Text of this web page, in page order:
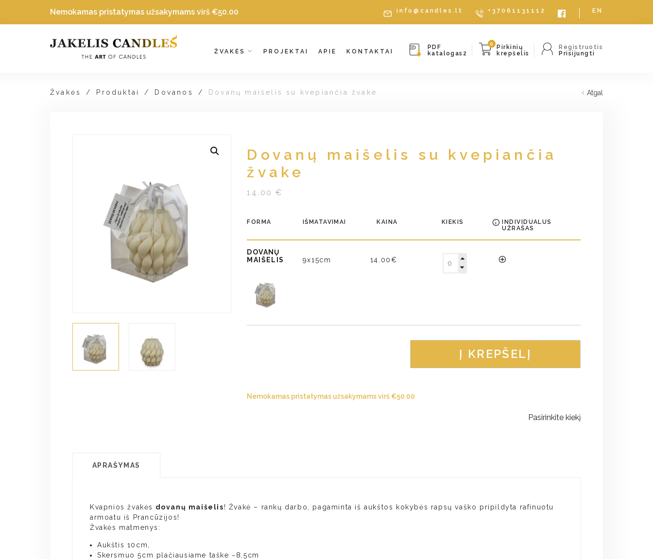
Nemokamas pristatymas užsakymams virš €50.00 info@candles.lt +37061131112 EN
PDF
katalogas2
0
Pirkinių
krepšelis
Registruotis
Prisijungti
ŽVAKĖS PROJEKTAI APIE KONTAKTAI
Žvakės / Produktai / Dovanos / Dovanų maišelis su kvepiančia žvake Atgal
Dovanų maišelis su kvepiančia
žvake
14.00 €
FORMA IŠMATAVIMAI KAINA KIEKIS
INDIVIDUALUS
UŽRAŠAS
DOVANŲ
MAIŠELIS
9x15cm 14.00€
Į KREPŠELĮ
Nemokamas pristatymas užsakymams virš €50.00
Pasirinkite kiekį
APRAŠYMAS
Kvapnios žvakės dovanų maišelis! Žvakė – rankų darbo, pagaminta iš aukštos kokybės rapsų vaško pripildyta rafinuotu
armoatu iš Prancūzijos!
Žvakės matmenys:
Aukštis 10cm,
Skersmuo 5cm plačiausiame taške ~8,5cm